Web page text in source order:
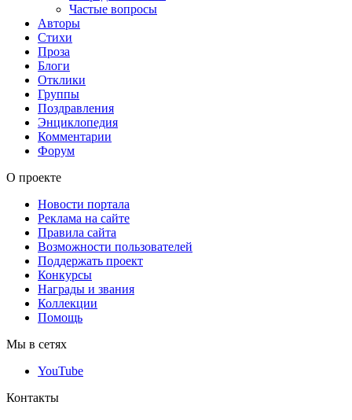
Частые вопросы
Авторы
Стихи
Проза
Блоги
Отклики
Группы
Поздравления
Энциклопедия
Комментарии
Форум
О проекте
Новости портала
Реклама на сайте
Правила сайта
Возможности пользователей
Поддержать проект
Конкурсы
Награды и звания
Коллекции
Помощь
Мы в сетях
YouTube
Контакты